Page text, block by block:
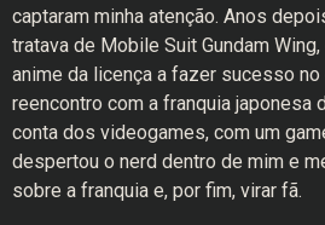
captaram minha atenção. Anos
tratava de Mobile Suit Gundam
anime da licença a fazer sucesso
reencontro com a franquia japonesa
conta dos videogames, com um
despertou o nerd dentro de mim e
sobre a franquia e, por fim, virar fã.